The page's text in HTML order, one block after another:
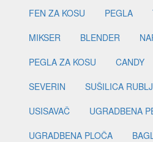
FEN ZA KOSU
PEGLA
MIKSER
BLENDER
PEGLA ZA KOSU
CANDY
SEVERIN
SUŠILICA
USISAVAČ
UGRADBENA
UGRADBENA PLOČA